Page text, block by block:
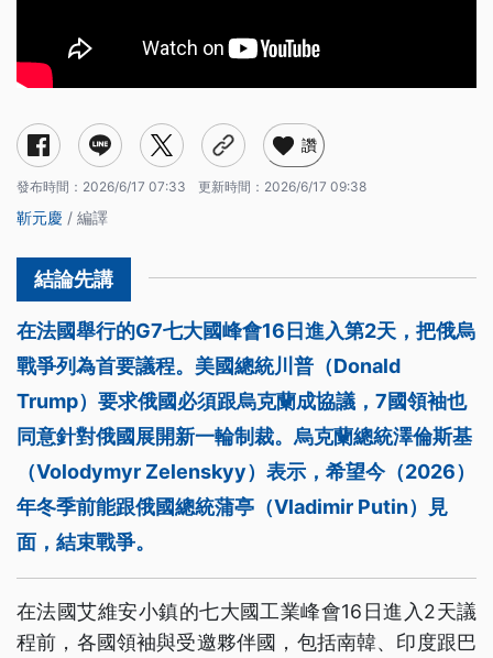
讚
發布時間： 2026/6/17 07:33 更新時間： 2026/6/17 09:38
靳元慶 / 編譯
在法國舉行的G7七大國峰會16日進入第2天，把俄烏
戰爭列為首要議程。美國總統川普（Donald
Trump）要求俄國必須跟烏克蘭成協議，7國領袖也
同意針對俄國展開新一輪制裁。烏克蘭總統澤倫斯基
（Volodymyr Zelenskyy）表示，希望今（2026）
年冬季前能跟俄國總統蒲亭（Vladimir Putin）見
面，結束戰爭。
在法國艾維安小鎮的七大國工業峰會16日進入2天議
程前，各國領袖與受邀夥伴國，包括南韓、印度跟巴